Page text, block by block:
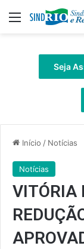
Menu
Seja
Início / Notícias
Notícias
VITÓRIA